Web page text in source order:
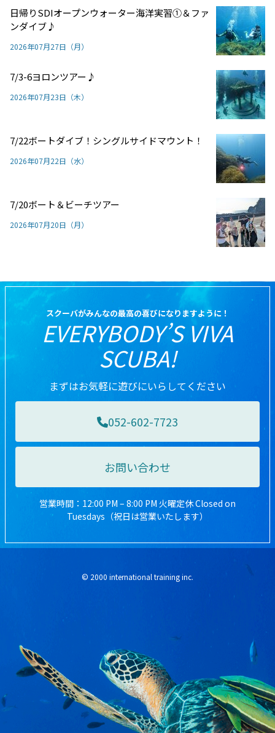
日帰りSDIオープンウォーター海洋実習①＆ファ
ンダイブ♪
2026年07月27日（月）
7/3-6ヨロンツアー♪
2026年07月23日（木）
7/22ボートダイブ！シングルサイドマウント！
2026年07月22日（水）
7/20ボート＆ビーチツアー
2026年07月20日（月）
スクーバがみんなの最高の喜びになりますように！
EVERYBODY’S VIVA
SCUBA!
まずはお気軽に遊びにいらしてください
052-602-7723
お問い合わせ
営業時間：12:00 PM – 8:00 PM 火曜定休 Closed on
Tuesdays（祝日は営業いたします）
© 2000 international training inc.